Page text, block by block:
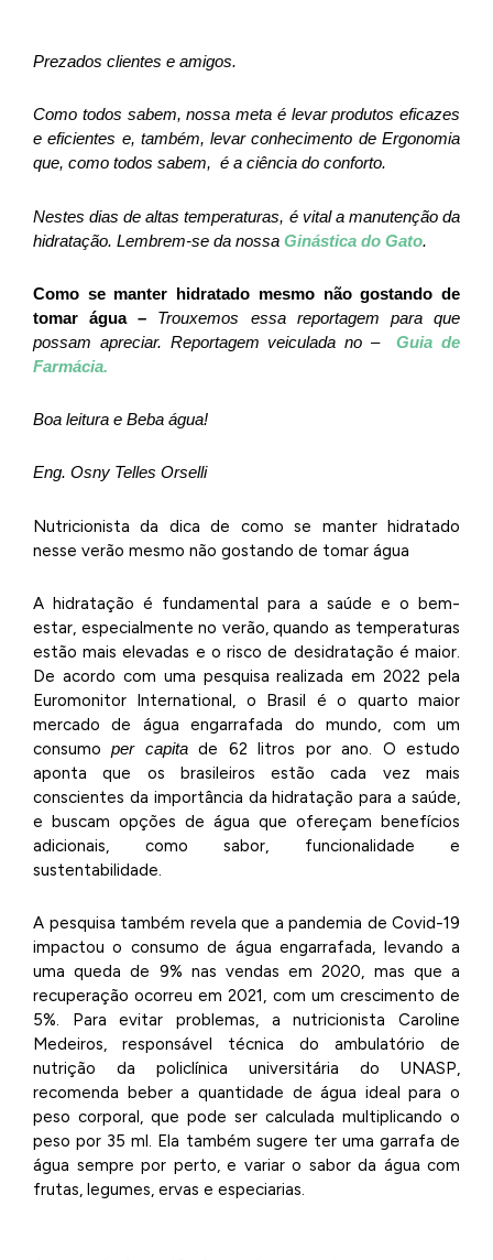
Prezados clientes e amigos.
Como todos sabem, nossa meta é levar produtos eficazes
e eficientes e, também, levar conhecimento de Ergonomia
que, como todos sabem, é a ciência do conforto.
Nestes dias de altas temperaturas, é vital a manutenção da
hidratação. Lembrem-se da nossa Ginástica do Gato.
Como se manter hidratado mesmo não gostando de
tomar água –
Trouxemos essa reportagem para que
possam apreciar. Reportagem veiculada no –
Guia de
Farmácia.
Boa leitura e Beba água!
Eng. Osny Telles Orselli
Nutricionista da dica de como se manter hidratado
nesse verão mesmo não gostando de tomar água
A hidratação é fundamental para a saúde e o bem-
estar, especialmente no verão, quando as temperaturas
estão mais elevadas e o risco de desidratação é maior.
De acordo com uma pesquisa realizada em 2022 pela
Euromonitor International, o Brasil é o quarto maior
mercado de água engarrafada do mundo, com um
consumoper capitade 62 litros por ano. O estudo
aponta que os brasileiros estão cada vez mais
conscientes da importância da hidratação para a saúde,
e buscam opções de água que ofereçam benefícios
adicionais, como sabor, funcionalidade e
sustentabilidade.
A pesquisa também revela que a pandemia de Covid-19
impactou o consumo de água engarrafada, levando a
uma queda de 9% nas vendas em 2020, mas que a
recuperação ocorreu em 2021, com um crescimento de
5%. Para evitar problemas, a nutricionista Caroline
Medeiros, responsável técnica do ambulatório de
nutrição da policlínica universitária do UNASP,
recomenda beber a quantidade de água ideal para o
peso corporal, que pode ser calculada multiplicando o
peso por 35 ml. Ela também sugere ter uma garrafa de
água sempre por perto, e variar o sabor da água com
frutas, legumes, ervas e especiarias.